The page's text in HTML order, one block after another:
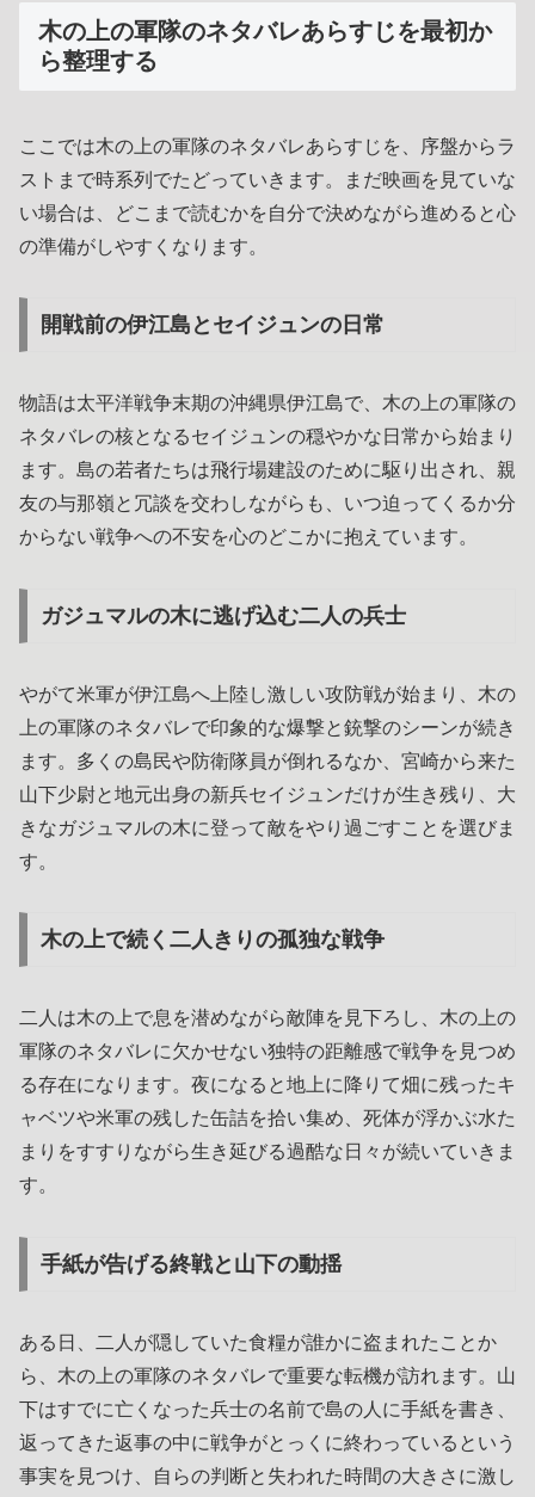
木の上の軍隊のネタバレあらすじを最初か
ら整理する
ここでは木の上の軍隊のネタバレあらすじを、序盤からラ
ストまで時系列でたどっていきます。まだ映画を見ていな
い場合は、どこまで読むかを自分で決めながら進めると心
の準備がしやすくなります。
開戦前の伊江島とセイジュンの日常
物語は太平洋戦争末期の沖縄県伊江島で、木の上の軍隊の
ネタバレの核となるセイジュンの穏やかな日常から始まり
ます。島の若者たちは飛行場建設のために駆り出され、親
友の与那嶺と冗談を交わしながらも、いつ迫ってくるか分
からない戦争への不安を心のどこかに抱えています。
ガジュマルの木に逃げ込む二人の兵士
やがて米軍が伊江島へ上陸し激しい攻防戦が始まり、木の
上の軍隊のネタバレで印象的な爆撃と銃撃のシーンが続き
ます。多くの島民や防衛隊員が倒れるなか、宮崎から来た
山下少尉と地元出身の新兵セイジュンだけが生き残り、大
きなガジュマルの木に登って敵をやり過ごすことを選びま
す。
木の上で続く二人きりの孤独な戦争
二人は木の上で息を潜めながら敵陣を見下ろし、木の上の
軍隊のネタバレに欠かせない独特の距離感で戦争を見つめ
る存在になります。夜になると地上に降りて畑に残ったキ
ャベツや米軍の残した缶詰を拾い集め、死体が浮かぶ水た
まりをすすりながら生き延びる過酷な日々が続いていきま
す。
手紙が告げる終戦と山下の動揺
ある日、二人が隠していた食糧が誰かに盗まれたことか
ら、木の上の軍隊のネタバレで重要な転機が訪れます。山
下はすでに亡くなった兵士の名前で島の人に手紙を書き、
返ってきた返事の中に戦争がとっくに終わっているという
事実を見つけ、自らの判断と失われた時間の大きさに激し